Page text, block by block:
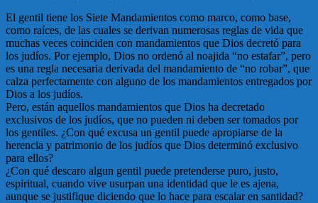
El gentil tiene los Siete Mandamientos como marco, como base,
como raíces, de las cuales se derivan numerosas reglas de vida que
muchas veces coinciden con mandamientos que Dios decretó para
los judíos. Por ejemplo, Dios no ordenó al noajida “no estafar”, pero
es una regla necesaria derivada del mandamiento de “no robar”, que
calza perfectamente con alguno de los mandamientos entregados por
Dios a los judíos.
Pero, están aquellos mandamientos que Dios ha decretado
exclusivos de los judíos, que no pueden ni deben ser tomados por
los gentiles. ¿Con qué excusa un gentil puede apropiarse de la
herencia y patrimonio de los judíos que Dios determinó exclusivo
para ellos?
¿Con qué descaro algun gentil puede pretenderse puro, justo,
espiritual, cuando vive usurpan una identidad que le es ajena,
aunque se justifique diciendo que lo hace para escalar en santidad?